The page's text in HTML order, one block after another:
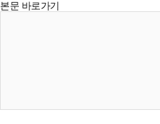
본문 바로가기